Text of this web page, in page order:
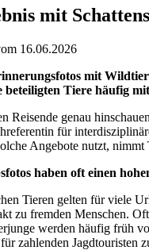
mit
16.06.2026
mit
Tiere häufig
Reisende genau
für
Angebote nutzt,
haben oft einen
Tieren gelten für viele
zu fremden Menschen.
werden häufig früh
zahlenden Jagdtouristen